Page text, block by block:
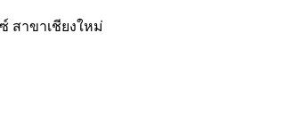
สาขาเชียงใหม่